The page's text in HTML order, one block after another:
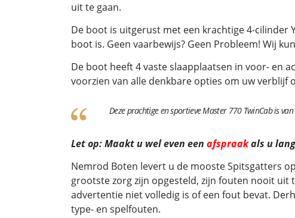
uit te gaan.
De boot is uitgerust met een krachtige 4-
boot is. Geen vaarbewijs? Geen Probleem! Wij
De boot heeft 4 vaste slaapplaatsen in voor- en
voorzien van alle denkbare opties om uw verblijf
Deze prachtige en sportieve Master 770 TwinCab is
Let op: Maakt u wel even een afspraakals u
Nemrod Boten levert u de mooste Spitsgatters
grootste zorg zijn opgesteld, zijn fouten nooit
advertentie niet volledig is of een fout bevat.
type- en spelfouten.